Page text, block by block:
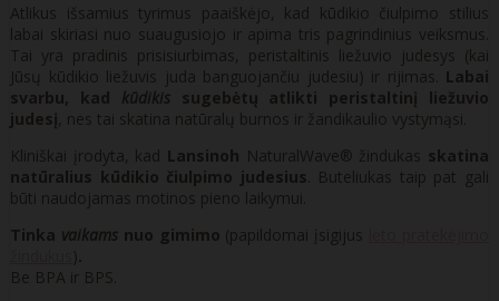
Atlikus išsamius tyrimus paaiškėjo, kad kūdikio čiulpimo stilius
labai skiriasi nuo suaugusiojo ir apima tris pagrindinius veiksmus.
Tai yra pradinis prisisiurbimas, peristaltinis liežuvio judesys (kai
Jūsų kūdikio liežuvis juda banguojančiu judesiu) ir rijimas. Labai
svarbu, kad kūdikissugebėtų atlikti peristaltinį liežuvio
judesį , nes tai skatina natūralų burnos ir žandikaulio vystymąsi.
Kliniškai įrodyta, kad Lansinoh NaturalWave® žindukas skatina
natūralius kūdikio čiulpimo judesius . Buteliukas taip pat gali
būti naudojamas motinos pieno laikymui.
Tinka vaikams nuo gimimo (papildomai įsigijus
).
Be BPA ir BPS.